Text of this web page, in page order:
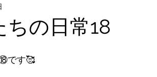
の日常18
です🥰